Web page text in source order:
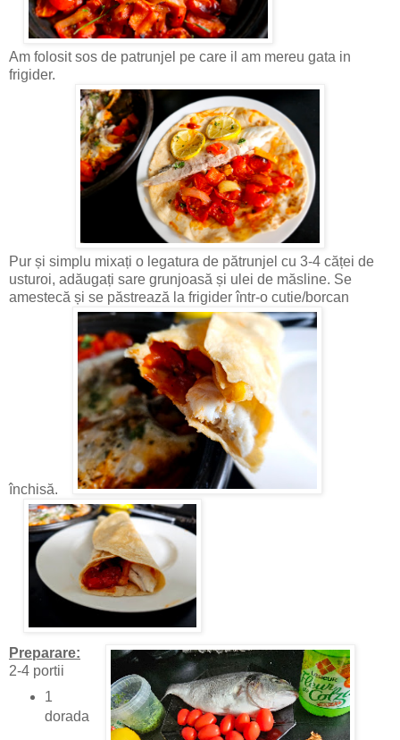
Am folosit sos de patrunjel pe care il am mereu gata in
frigider.
Pur și simplu mixați o legatura de pătrunjel cu 3-4 căței de
usturoi, adăugați sare grunjoasă și ulei de măsline. Se
amestecă și se păstrează la frigider într-o cutie/borcan
închisă.
Preparare:
2-4 portii
1
dorada